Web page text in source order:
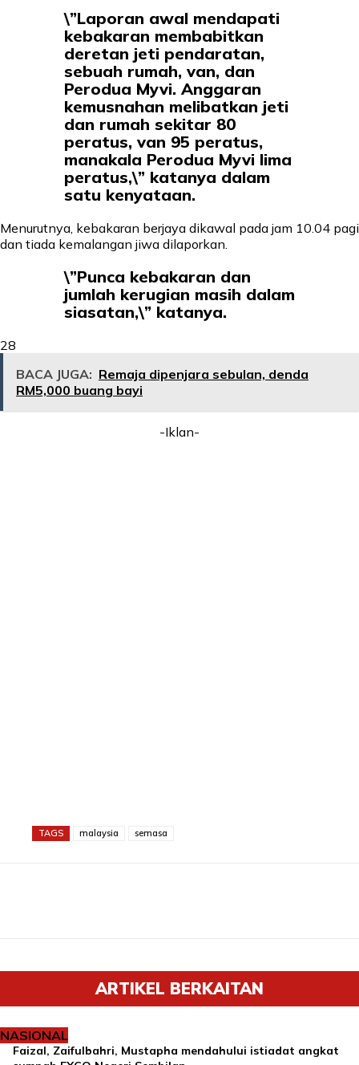
\”Laporan awal mendapati
kebakaran membabitkan
deretan jeti pendaratan,
sebuah rumah, van, dan
Perodua Myvi. Anggaran
kemusnahan melibatkan jeti
dan rumah sekitar 80
peratus, van 95 peratus,
manakala Perodua Myvi lima
peratus,\” katanya dalam
satu kenyataan.
Menurutnya, kebakaran berjaya dikawal pada jam 10.04 pagi
dan tiada kemalangan jiwa dilaporkan.
\”Punca kebakaran dan
jumlah kerugian masih dalam
siasatan,\” katanya.
28
BACA JUGA: Remaja dipenjara sebulan, denda
RM5,000 buang bayi
-Iklan-
TAGS malaysia semasa
ARTIKEL BERKAITAN
NASIONAL
Faizal, Zaifulbahri, Mustapha mendahului istiadat angkat